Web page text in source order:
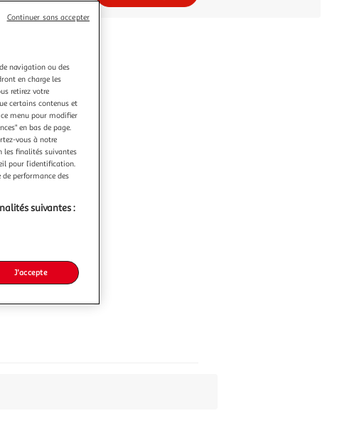
navigation ou des
en charge les
retirez votre
certains contenus et
menu pour modifier
en bas de page.
vous à notre
les finalités suivantes
pour l’identification.
performance des
suivantes :
J'accepte
Continuer sans accepter